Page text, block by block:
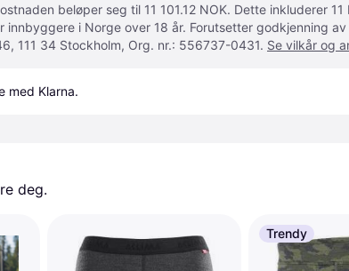
beløper seg til 11 101.12 NOK. Dette inkluderer
i Norge over 18 år. Forutsetter godkjenning
111 34 Stockholm, Org. nr.: 556737-0431. Se vilkår og
med Klarna.
deg.
Trendy